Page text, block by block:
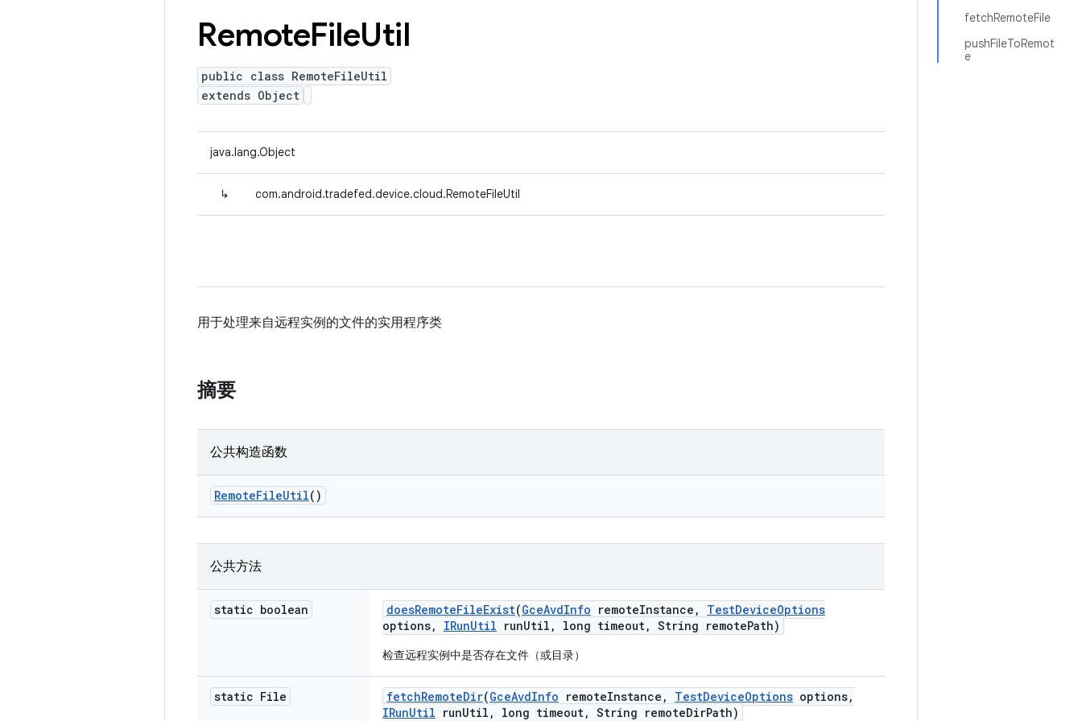
fetchRemoteFile
pushFileToRemot
e
RemoteFileUtil
public class RemoteFileUtil
extends Object
java.lang.Object
↳ com.android.tradefed.device.cloud.RemoteFileUtil
用于处理来自远程实例的文件的实用程序类
摘要
公共构造函数
RemoteFileUtil()
公共方法
static boolean doesRemoteFileExist(GceAvdInfo remoteInstance , TestDeviceOptions
options, IRunUtil runUtil , long timeout, String remotePath)
检查远程实例中是否存在文件（或目录）
static File fetchRemoteDir(GceAvdInfo remoteInstance , TestDeviceOptions options,
IRunUtil runUtil , long timeout, String remoteDirPath)